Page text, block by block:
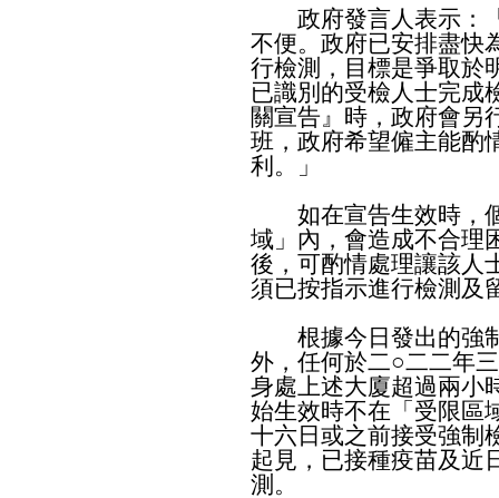
政府發言人表示：「
不便。政府已安排盡快
行檢測，目標是爭取於
已識別的受檢人士完成
關宣告』時，政府會另
班，政府希望僱主能酌
利。」
如在宣告生效時，個
域」內，會造成不合理
後，可酌情處理讓該人
須已按指示進行檢測及
根據今日發出的強制
外，任何於二○二二年
身處上述大廈超過兩小
始生效時不在「受限區
十六日或之前接受強制
起見，已接種疫苗及近
測。